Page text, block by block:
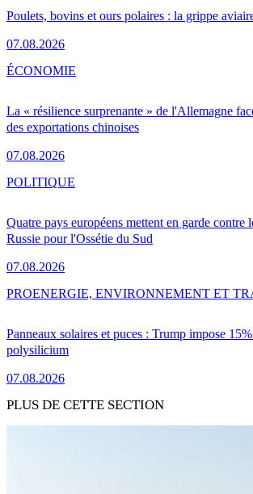
Poulets, bovins et ours polaires : la grippe
07.08.2026
La « résilience surprenante » de l'Allemagne
des exportations chinoises
07.08.2026
ÉCONOMIE
Quatre pays européens mettent en garde contre
Russie pour l'Ossétie du Sud
07.08.2026
POLITIQUE
Panneaux solaires et puces : Trump impose
polysilicium
07.08.2026
PROENERGIE, ENVIRONNEMENT ET
PLUS DE CETTE SECTION